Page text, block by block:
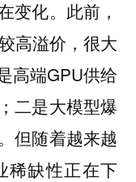
变化。此前，
高溢价，很大
高端GPU供给
二是大模型爆
但随着越来越
稀缺性正在下